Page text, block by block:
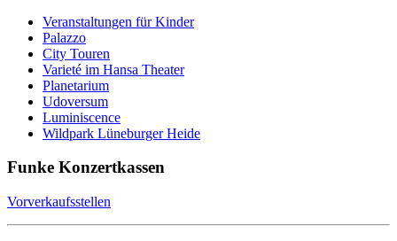
Veranstaltungen für Kinder
Palazzo
City Touren
Varieté im Hansa Theater
Planetarium
Udoversum
Luminiscence
Wildpark Lüneburger Heide
Funke Konzertkassen
Vorverkaufsstellen